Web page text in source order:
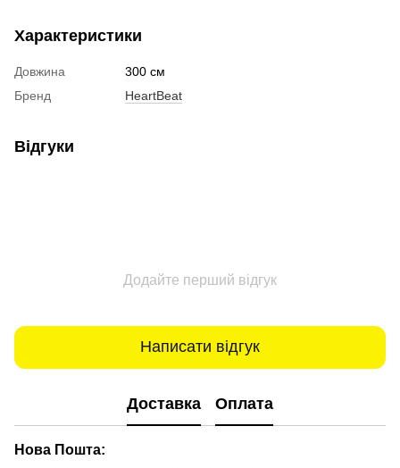
Характеристики
Довжина
300 см
Бренд
HeartBeat
Відгуки
Додайте перший відгук
Написати відгук
Доставка Оплата
Нова Пошта: